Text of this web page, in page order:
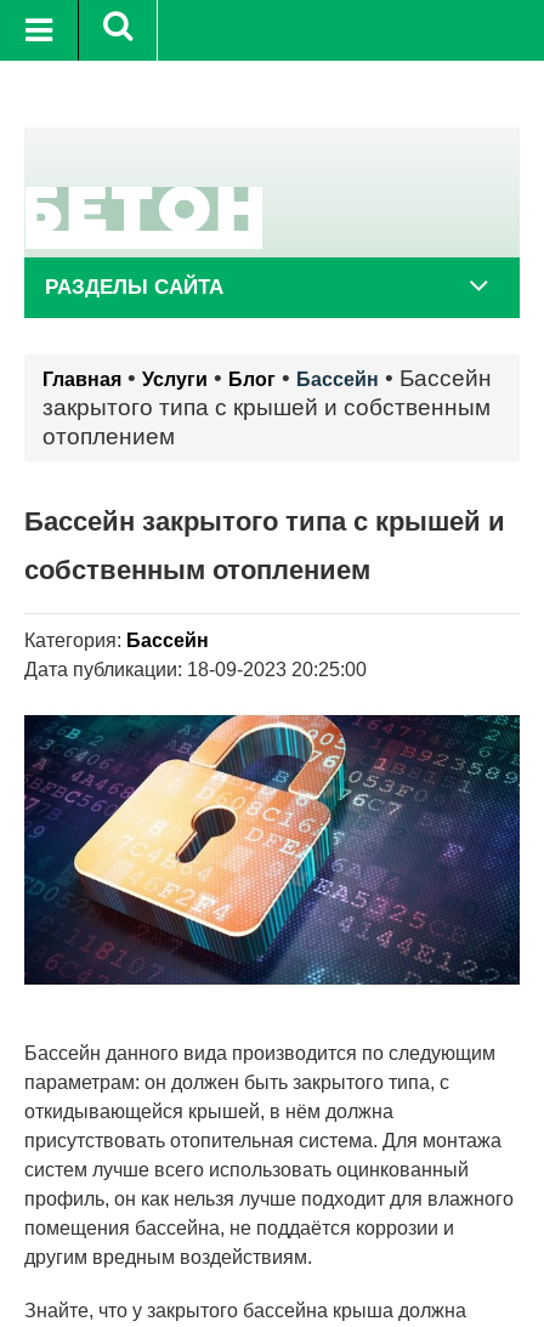
9 авг.
РАЗДЕЛЫ САЙТА
Главная • Услуги • Блог • Бассейн • Бассейн
закрытого типа с крышей и собственным
отоплением
Бассейн закрытого типа с крышей и
собственным отоплением
Категория: Бассейн
Дата публикации: 18-09-2023 20:25:00
Бассейн данного вида производится по следующим
параметрам: он должен быть закрытого типа, с
откидывающейся крышей, в нём должна
присутствовать отопительная система. Для монтажа
систем лучше всего использовать оцинкованный
профиль, он как нельзя лучше подходит для влажного
помещения бассейна, не поддаётся коррозии и
другим вредным воздействиям.
Знайте, что у закрытого бассейна крыша должна